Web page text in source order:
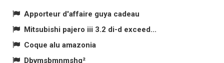
Apporteur d'affaire guya cadeau
Mitsubishi pajero iii 3.2 di-d exceed...
Coque alu amazonia
Dbvmsbmnmshg²